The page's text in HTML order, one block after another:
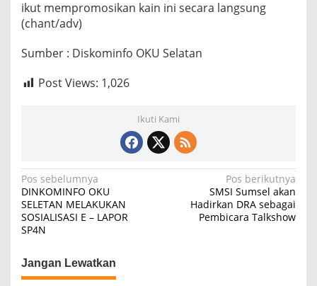
U
G
A
N
A
D
ikut mempromosikan kain ini secara langsung
(chant/adv)
Sumber : Diskominfo OKU Selatan
Post Views: 1,026
Ikuti Kami
N
a
v
g
a
Pos sebelumnya
DINKOMINFO OKU
SELETAN MELAKUKAN
SOSIALISASI E – LAPOR
SP4N
Pos berikutnya
SMSI Sumsel akan
Hadirkan DRA sebagai
Pembicara Talkshow
Jangan Lewatkan